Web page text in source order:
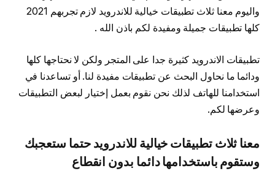
واليوم معنا ثلاث تطبيقات خيالية للاندرويد لازم تجربهم 2021
كلها تطبيقات جميلة ومفيدة لكم باذن الله .
تطبيقات الاندرويد كثيرة جدا على المتجر ولكن لا نحتاجها كلها
ودائما ما نحاول البحث عن تطبيقات مفيدة لنا. أو تساعدنا في
استخدامنا للهاتف لذلك نحن نقوم بعمل إختيار لبعض التطبيقات
وعرضها لكم.
معنا ثلاث تطبيقات خيالية للاندرويد حتما ستعجبك
وستقوم باستخدامها دائما بدون انقطاع